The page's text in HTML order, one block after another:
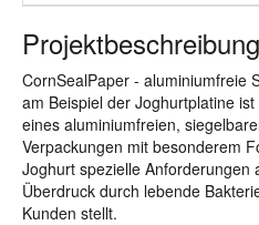
Projektbeschreibung
CornSealPaper - aluminiumfreie
am Beispiel der Joghurtplatine
eines aluminiumfreien,
Verpackungen mit besonderem
Joghurt spezielle Anforderungen
Überdruck durch lebende
Kunden stellt.